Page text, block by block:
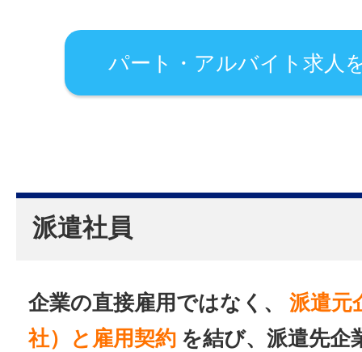
パート・アルバイト求人
派遣社員
企業の直接雇用ではなく、 派遣元
社）と雇用契約 を結び、派遣先企